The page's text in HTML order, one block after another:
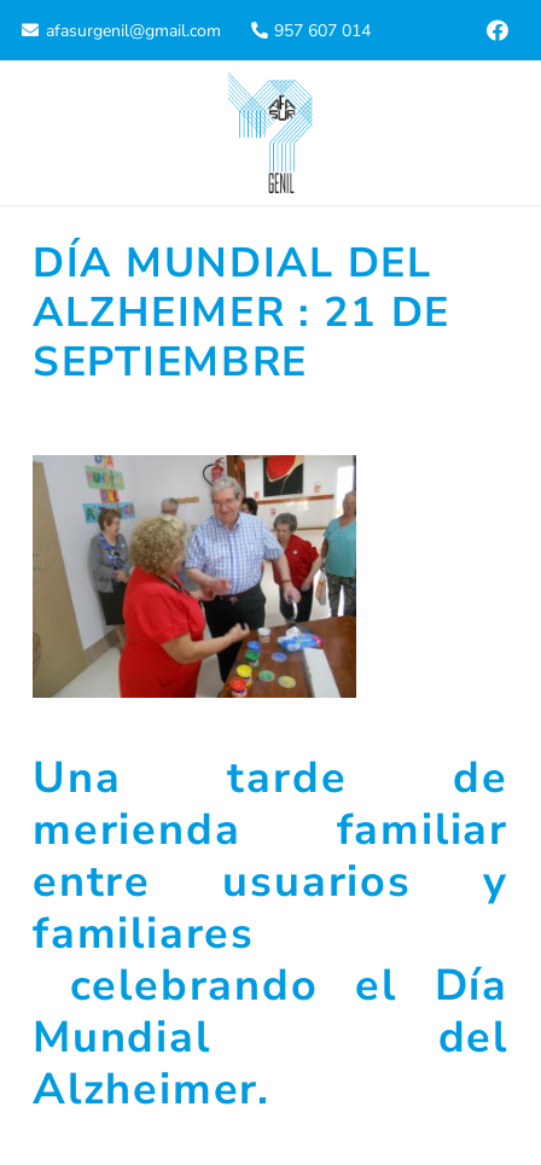
afasurgenil@gmail.com 957 607 014
DÍA MUNDIAL DEL
ALZHEIMER : 21 DE
SEPTIEMBRE
Una tarde de
merienda familiar
entre usuarios y
familiares
celebrando el Día
Mundial del
Alzheimer.